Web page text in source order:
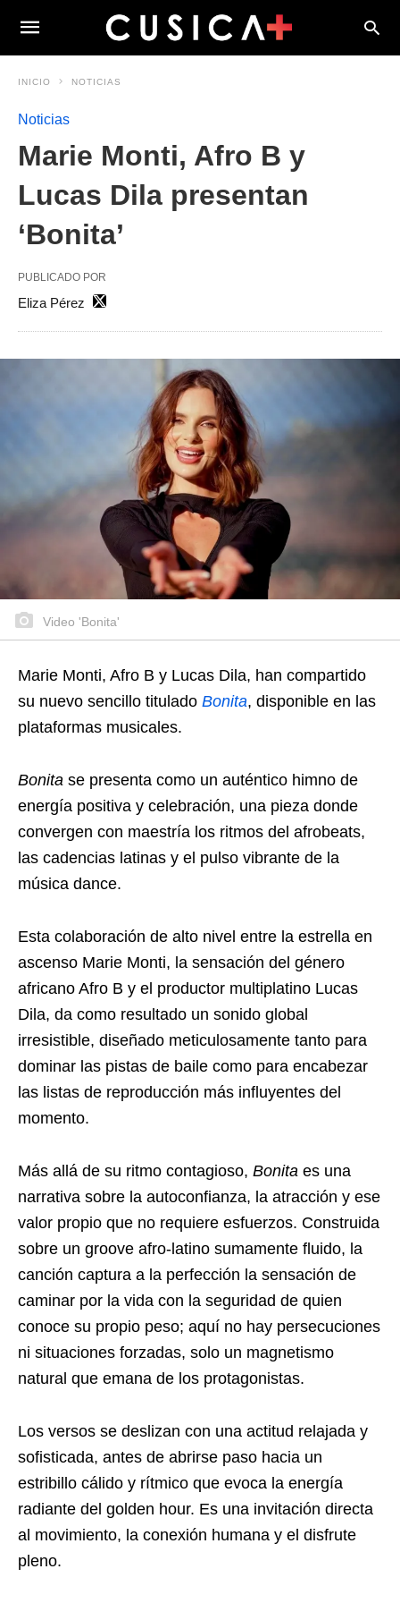
INICIO NOTICIAS
Noticias
Marie Monti, Afro B y
Lucas Dila presentan
‘Bonita’
PUBLICADO POR
Eliza Pérez
Video 'Bonita'
Marie Monti, Afro B y Lucas Dila, han compartido
su nuevo sencillo titulado Bonita, disponible en las
plataformas musicales.
Bonita se presenta como un auténtico himno de
energía positiva y celebración, una pieza donde
convergen con maestría los ritmos del afrobeats,
las cadencias latinas y el pulso vibrante de la
música dance.
Esta colaboración de alto nivel entre la estrella en
ascenso Marie Monti, la sensación del género
africano Afro B y el productor multiplatino Lucas
Dila, da como resultado un sonido global
irresistible, diseñado meticulosamente tanto para
dominar las pistas de baile como para encabezar
las listas de reproducción más influyentes del
momento.
Más allá de su ritmo contagioso, Bonita es una
narrativa sobre la autoconfianza, la atracción y ese
valor propio que no requiere esfuerzos. Construida
sobre un groove afro-latino sumamente fluido, la
canción captura a la perfección la sensación de
caminar por la vida con la seguridad de quien
conoce su propio peso; aquí no hay persecuciones
ni situaciones forzadas, solo un magnetismo
natural que emana de los protagonistas.
Los versos se deslizan con una actitud relajada y
sofisticada, antes de abrirse paso hacia un
estribillo cálido y rítmico que evoca la energía
radiante del golden hour. Es una invitación directa
al movimiento, la conexión humana y el disfrute
pleno.